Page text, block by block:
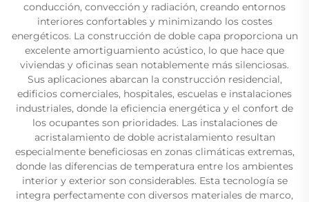
conducción, convección y radiación, creando entornos
interiores confortables y minimizando los costes
energéticos. La construcción de doble capa proporciona un
excelente amortiguamiento acústico, lo que hace que
viviendas y oficinas sean notablemente más silenciosas.
Sus aplicaciones abarcan la construcción residencial,
edificios comerciales, hospitales, escuelas e instalaciones
industriales, donde la eficiencia energética y el confort de
los ocupantes son prioridades. Las instalaciones de
acristalamiento de doble acristalamiento resultan
especialmente beneficiosas en zonas climáticas extremas,
donde las diferencias de temperatura entre los ambientes
interior y exterior son considerables. Esta tecnología se
integra perfectamente con diversos materiales de marco,